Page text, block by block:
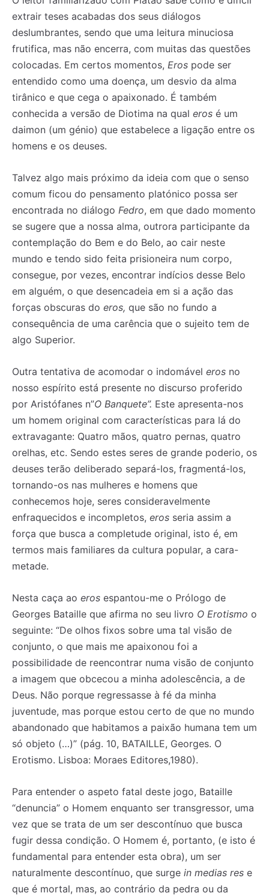
extrair teses acabadas dos seus diálogos
deslumbrantes, sendo que uma leitura minuciosa
frutifica, mas não encerra, com muitas das questões
colocadas. Em certos momentos, Eros pode ser
entendido como uma doença, um desvio da alma
tirânico e que cega o apaixonado. É também
conhecida a versão de Diotima na qual eros é um
daimon (um génio) que estabelece a ligação entre os
homens e os deuses.
Talvez algo mais próximo da ideia com que o senso
comum ficou do pensamento platónico possa ser
encontrada no diálogo Fedro, em que dado momento
se sugere que a nossa alma, outrora participante da
contemplação do Bem e do Belo, ao cair neste
mundo e tendo sido feita prisioneira num corpo,
consegue, por vezes, encontrar indícios desse Belo
em alguém, o que desencadeia em si a ação das
forças obscuras do eros, que são no fundo a
consequência de uma carência que o sujeito tem de
algo Superior.
Outra tentativa de acomodar o indomável eros no
nosso espírito está presente no discurso proferido
por Aristófanes n”O Banquete”. Este apresenta-nos
um homem original com características para lá do
extravagante: Quatro mãos, quatro pernas, quatro
orelhas, etc. Sendo estes seres de grande poderio, os
deuses terão deliberado separá-los, fragmentá-los,
tornando-os nas mulheres e homens que
conhecemos hoje, seres consideravelmente
enfraquecidos e incompletos, eros seria assim a
força que busca a completude original, isto é, em
termos mais familiares da cultura popular, a cara-
metade.
Nesta caça ao eros espantou-me o Prólogo de
Georges Bataille que afirma no seu livro O Erotismo o
seguinte: “De olhos fixos sobre uma tal visão de
conjunto, o que mais me apaixonou foi a
possibilidade de reencontrar numa visão de conjunto
a imagem que obcecou a minha adolescência, a de
Deus. Não porque regressasse à fé da minha
juventude, mas porque estou certo de que no mundo
abandonado que habitamos a paixão humana tem um
só objeto (…)” (pág. 10, BATAILLE, Georges. O
Erotismo. Lisboa: Moraes Editores,1980).
Para entender o aspeto fatal deste jogo, Bataille
“denuncia” o Homem enquanto ser transgressor, uma
vez que se trata de um ser descontínuo que busca
fugir dessa condição. O Homem é, portanto, (e isto é
fundamental para entender esta obra), um ser
naturalmente descontínuo, que surge in medias res e
que é mortal, mas, ao contrário da pedra ou da